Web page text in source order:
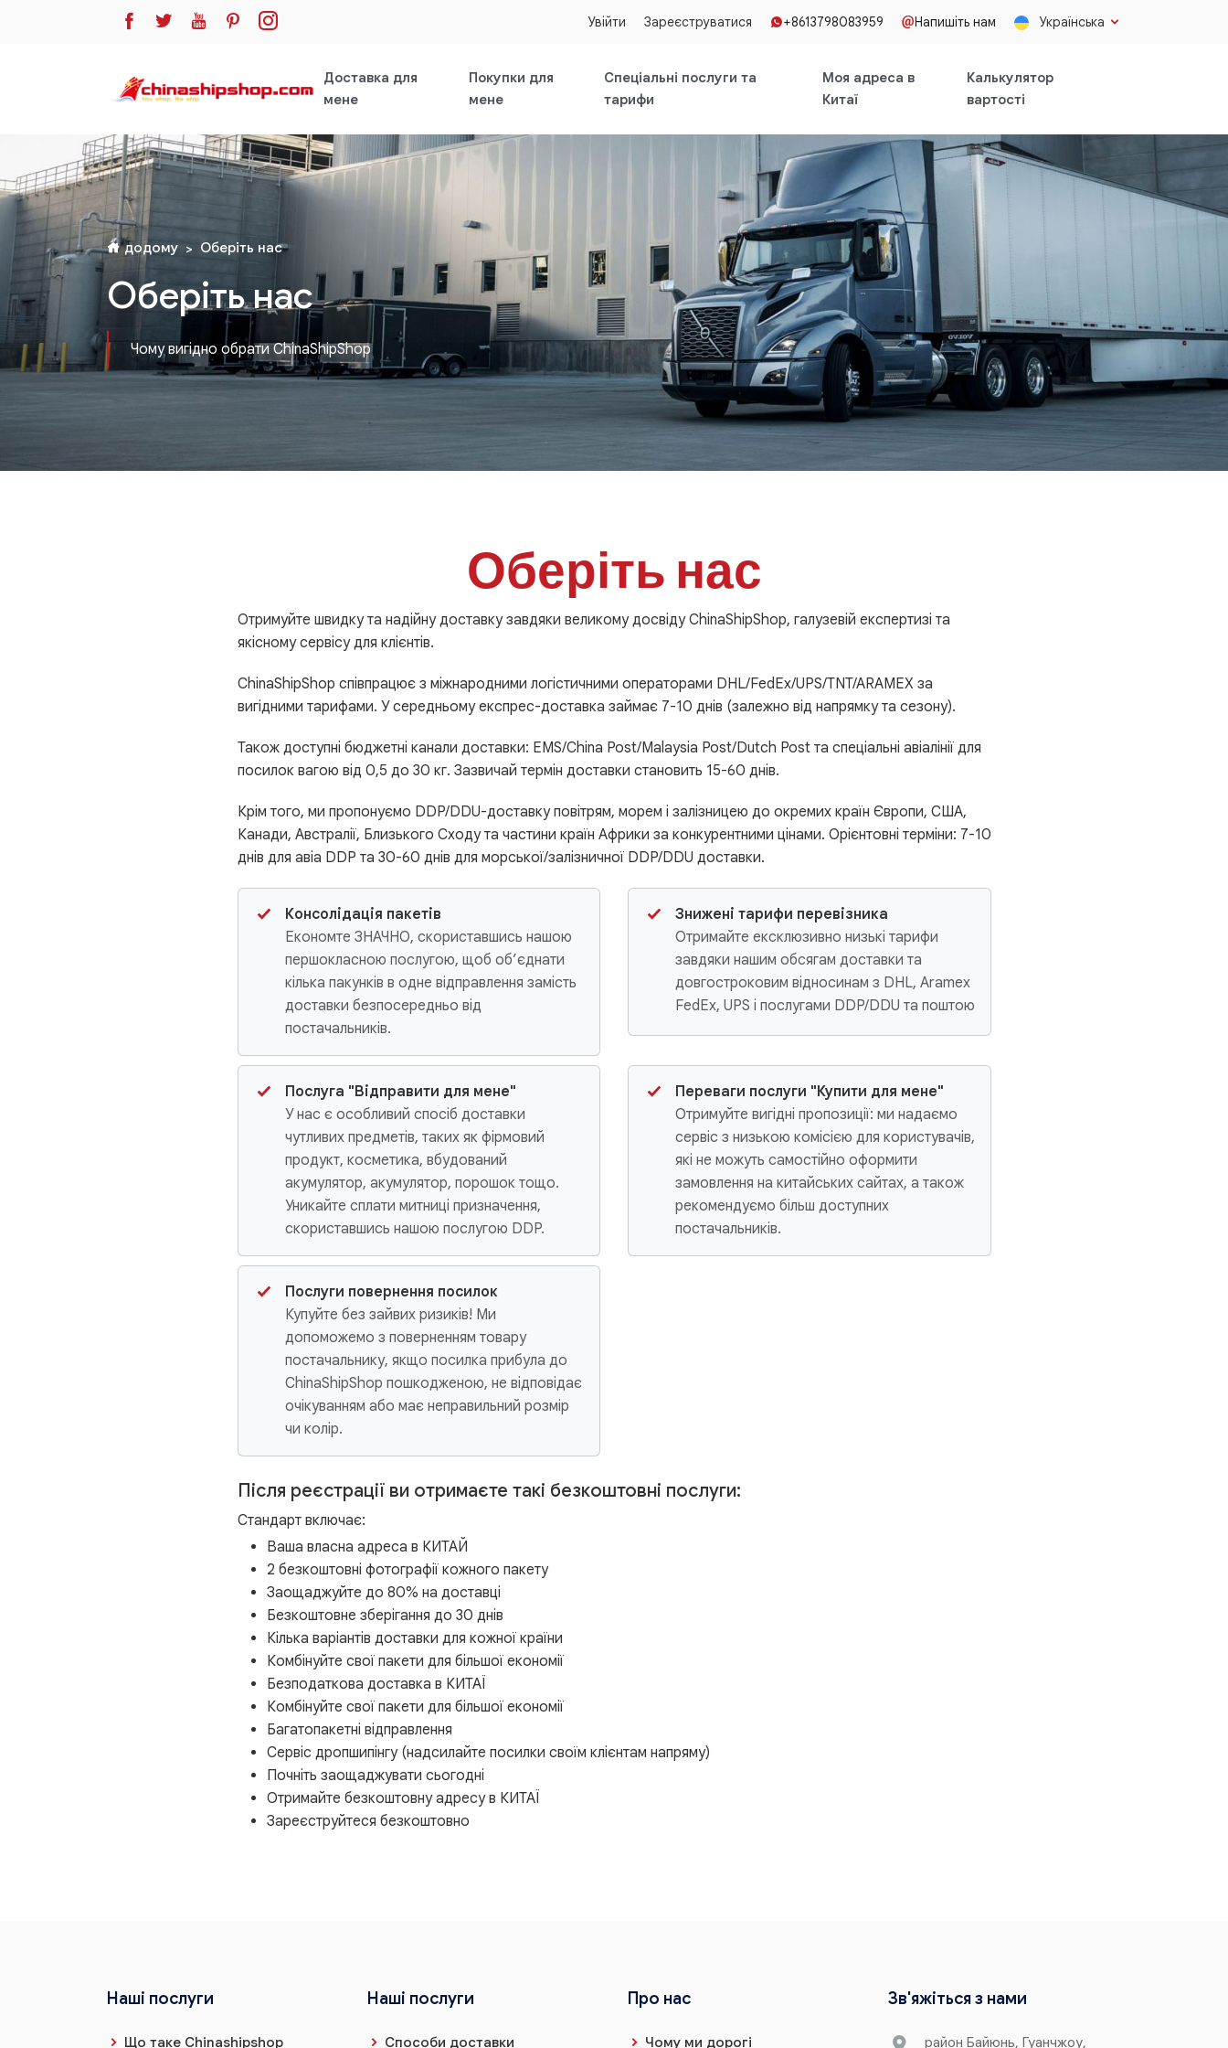
Увійти Зареєструватися +8613798083959 Напишіть нам Українська
Доставка для
мене
Покупки для
мене
Спеціальні послуги та
тарифи
Моя адреса в
Китаї
Калькулятор
вартості
додому Оберіть нас
Оберіть нас
Чому вигідно обрати ChinaShipShop
Оберіть нас
Отримуйте швидку та надійну доставку завдяки великому досвіду ChinaShipShop, галузевій експертизі та
якісному сервісу для клієнтів.
ChinaShipShop співпрацює з міжнародними логістичними операторами DHL/FedEx/UPS/TNT/ARAMEX за
вигідними тарифами. У середньому експрес-доставка займає 7-10 днів (залежно від напрямку та сезону).
Також доступні бюджетні канали доставки: EMS/China Post/Malaysia Post/Dutch Post та спеціальні авіалінії для
посилок вагою від 0,5 до 30 кг. Зазвичай термін доставки становить 15-60 днів.
Крім того, ми пропонуємо DDP/DDU-доставку повітрям, морем і залізницею до окремих країн Європи, США,
Канади, Австралії, Близького Сходу та частини країн Африки за конкурентними цінами. Орієнтовні терміни: 7-10
днів для авіа DDP та 30-60 днів для морської/залізничної DDP/DDU доставки.
Консолідація пакетів
Економте ЗНАЧНО, скориставшись нашою
першокласною послугою, щоб об’єднати
кілька пакунків в одне відправлення замість
доставки безпосередньо від
постачальників.
Знижені тарифи перевізника
Отримайте ексклюзивно низькі тарифи
завдяки нашим обсягам доставки та
довгостроковим відносинам з DHL, Aramex
FedEx, UPS і послугами DDP/DDU та поштою
Послуга "Відправити для мене"
У нас є особливий спосіб доставки
чутливих предметів, таких як фірмовий
продукт, косметика, вбудований
акумулятор, акумулятор, порошок тощо.
Уникайте сплати митниці призначення,
скориставшись нашою послугою DDP.
Переваги послуги "Купити для мене"
Отримуйте вигідні пропозиції: ми надаємо
сервіс з низькою комісією для користувачів,
які не можуть самостійно оформити
замовлення на китайських сайтах, а також
рекомендуємо більш доступних
постачальників.
Послуги повернення посилок
Купуйте без зайвих ризиків! Ми
допоможемо з поверненням товару
постачальнику, якщо посилка прибула до
ChinaShipShop пошкодженою, не відповідає
очікуванням або має неправильний розмір
чи колір.
Після реєстрації ви отримаєте такі безкоштовні послуги:
Стандарт включає:
Ваша власна адреса в КИТАЙ
2 безкоштовні фотографії кожного пакету
Заощаджуйте до 80% на доставці
Безкоштовне зберігання до 30 днів
Кілька варіантів доставки для кожної країни
Комбінуйте свої пакети для більшої економії
Безподаткова доставка в КИТАЇ
Комбінуйте свої пакети для більшої економії
Багатопакетні відправлення
Сервіс дропшипінгу (надсилайте посилки своїм клієнтам напряму)
Почніть заощаджувати сьогодні
Отримайте безкоштовну адресу в КИТАЇ
Зареєструйтеся безкоштовно
Наші послуги
Що таке Chinashipshop
Наші послуги
Способи доставки
Про нас
Чому ми дорогі
Зв'яжіться з нами
район Байюнь, Гуанчжоу,